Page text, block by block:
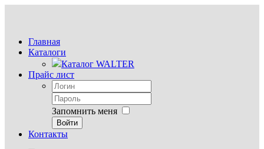
Главная
Каталоги
Каталог WALTER
Прайс лист
Запомнить меня
Войти
Контакты